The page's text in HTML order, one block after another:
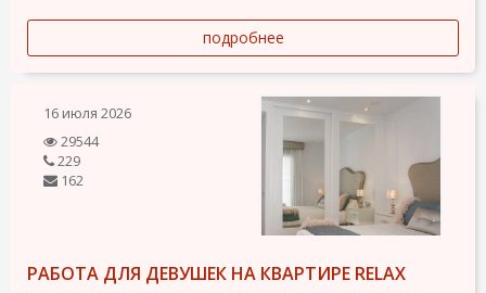
подробнее
16 июля 2026
29544
229
162
РАБОТА ДЛЯ ДЕВУШЕК НА КВАРТИРЕ RELAX